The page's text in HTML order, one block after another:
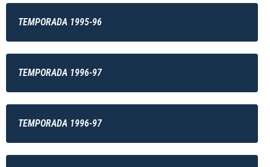
TEMPORADA 1995-96
TEMPORADA 1996-97
TEMPORADA 1996-97